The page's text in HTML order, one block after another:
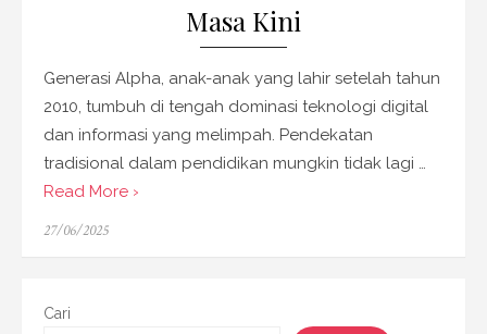
Masa Kini
Generasi Alpha, anak-anak yang lahir setelah tahun
2010, tumbuh di tengah dominasi teknologi digital
dan informasi yang melimpah. Pendekatan
tradisional dalam pendidikan mungkin tidak lagi …
Read More ›
Posted
27/06/2025
Cari